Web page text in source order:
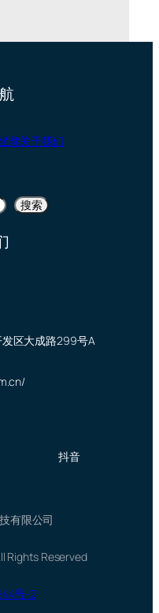
凳关于我们
搜索
区大成路299号A
抖音
有限公司
Rights Reserved
号-2